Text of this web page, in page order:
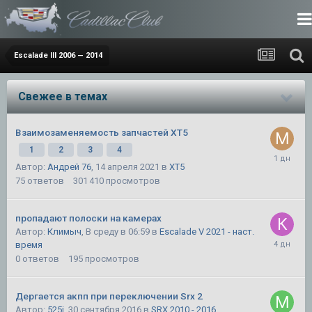
Escalade III 2006 — 2014
Свежее в темах
Взаимозаменяемость запчастей XT5
1 2 3 4
Автор: Андрей 76, 14 апреля 2021 в XT5
75 ответов 301 410 просмотров
пропадают полоски на камерах
Автор: Климыч, В среду в 06:59 в Escalade V 2021 - наст.
время
0 ответов 195 просмотров
Дергается акпп при переключении Srx 2
Автор: 525i, 30 сентября 2016 в SRX 2010 - 2016